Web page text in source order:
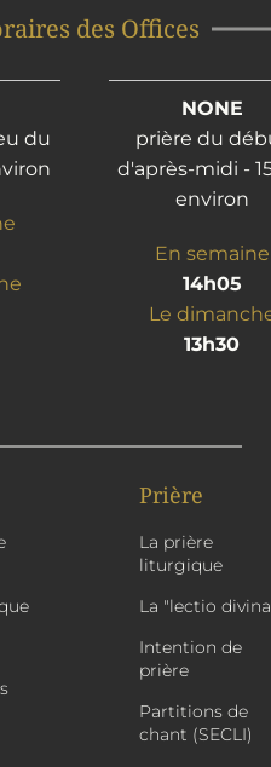
des Offices
du
NONE
prière du
d'après-midi -
environ
En semaine
14h05
Le
13h30
Prière
La prière
liturgique
La "lectio
Intention de
prière
Partitions de
chant (SECLI)